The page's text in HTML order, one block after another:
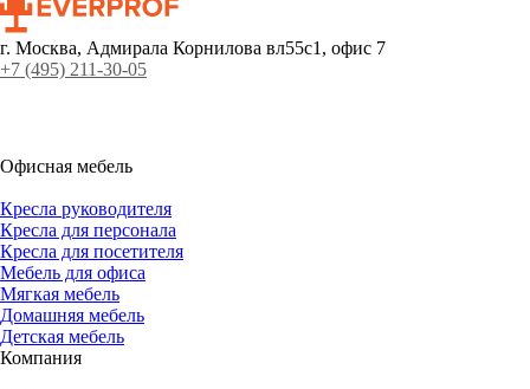
г. Москва, Адмирала Корнилова вл55с1, офис 7
+7 (495) 211-30-05
Офисная мебель
Кресла руководителя
Кресла для персонала
Кресла для посетителя
Мебель для офиса
Мягкая мебель
Домашняя мебель
Детская мебель
Компания